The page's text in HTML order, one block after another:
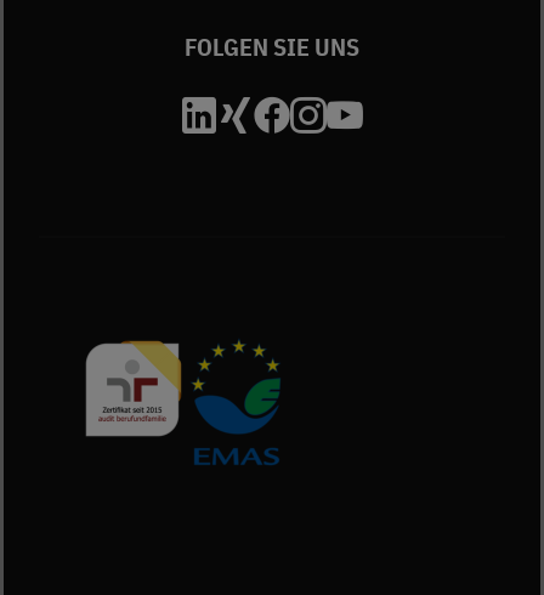
FOLGEN SIE UNS
Die Unfallkasse
Die Unfallkasse
Die Unfallkasse
DieDie
Berufundfamilie-Zertifikat herunterladen